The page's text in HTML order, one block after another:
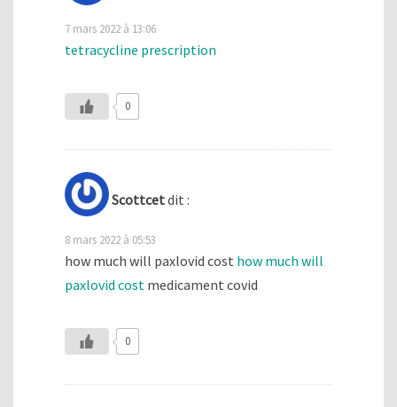
7 mars 2022 à 13:06
tetracycline prescription
0
Scottcetdit :
8 mars 2022 à 05:53
how much will paxlovid cost how much will
paxlovid cost medicament covid
0